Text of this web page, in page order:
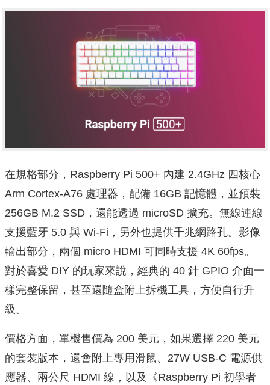
在規格部分，Raspberry Pi 500+ 內建 2.4GHz 四核心
Arm Cortex-A76 處理器，配備 16GB 記憶體，並預裝
256GB M.2 SSD，還能透過 microSD 擴充。無線連線
支援藍牙 5.0 與 Wi-Fi，另外也提供千兆網路孔。影像
輸出部分，兩個 micro HDMI 可同時支援 4K 60fps。
對於喜愛 DIY 的玩家來說，經典的 40 針 GPIO 介面一
樣完整保留，甚至還隨盒附上拆機工具，方便自行升
級。
價格方面，單機售價為 200 美元，如果選擇 220 美元
的套裝版本，還會附上專用滑鼠、27W USB-C 電源供
應器、兩公尺 HDMI 線，以及《Raspberry Pi 初學者